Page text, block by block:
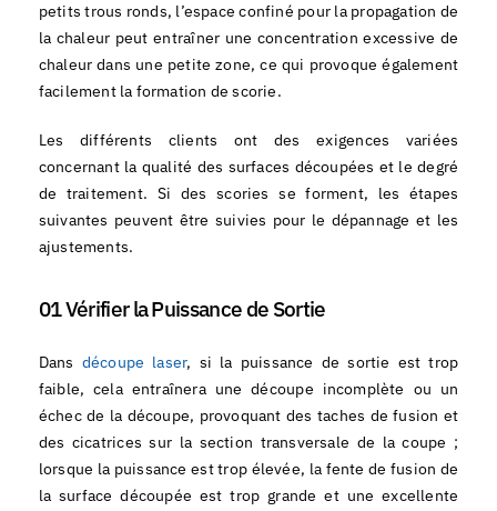
petits trous ronds, l’espace confiné pour la propagation de
la chaleur peut entraîner une concentration excessive de
chaleur dans une petite zone, ce qui provoque également
facilement la formation de scorie.
Les différents clients ont des exigences variées
concernant la qualité des surfaces découpées et le degré
de traitement. Si des scories se forment, les étapes
suivantes peuvent être suivies pour le dépannage et les
ajustements.
01 Vérifier la Puissance de Sortie
Dans découpe laser, si la puissance de sortie est trop
faible, cela entraînera une découpe incomplète ou un
échec de la découpe, provoquant des taches de fusion et
des cicatrices sur la section transversale de la coupe ;
lorsque la puissance est trop élevée, la fente de fusion de
la surface découpée est trop grande et une excellente